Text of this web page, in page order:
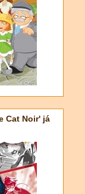
Cat Noir' já